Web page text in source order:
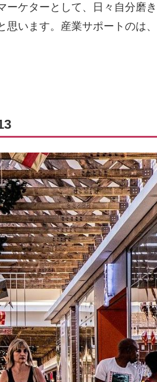
ーケターとして、日々自分磨き
います。産業サポートのは、